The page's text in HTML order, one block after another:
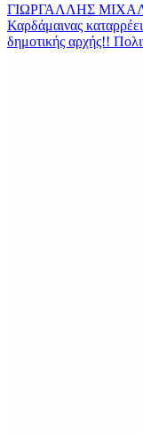
ΓΙΩΡΓΑΛΛΗΣ
Καρδάμαινας
δημοτικής αρχής!!